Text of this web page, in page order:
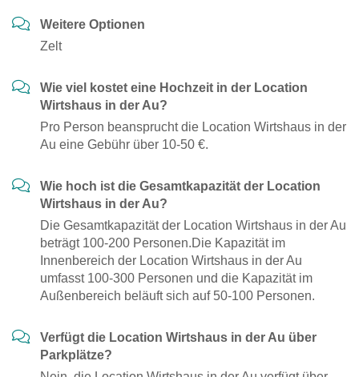
Weitere Optionen
Zelt
Wie viel kostet eine Hochzeit in der Location
Wirtshaus in der Au?
Pro Person beansprucht die Location Wirtshaus in der
Au eine Gebühr über 10-50 €.
Wie hoch ist die Gesamtkapazität der Location
Wirtshaus in der Au?
Die Gesamtkapazität der Location Wirtshaus in der Au
beträgt 100-200 Personen.Die Kapazität im
Innenbereich der Location Wirtshaus in der Au
umfasst 100-300 Personen und die Kapazität im
Außenbereich beläuft sich auf 50-100 Personen.
Verfügt die Location Wirtshaus in der Au über
Parkplätze?